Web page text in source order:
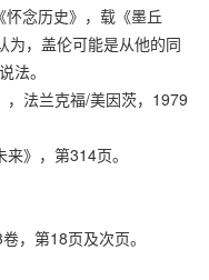
念历史》，载《墨丘
为，盖伦可能是从他的同
法。
法兰克福/美因茨，1979
》，第314页。
，第18页及次页。